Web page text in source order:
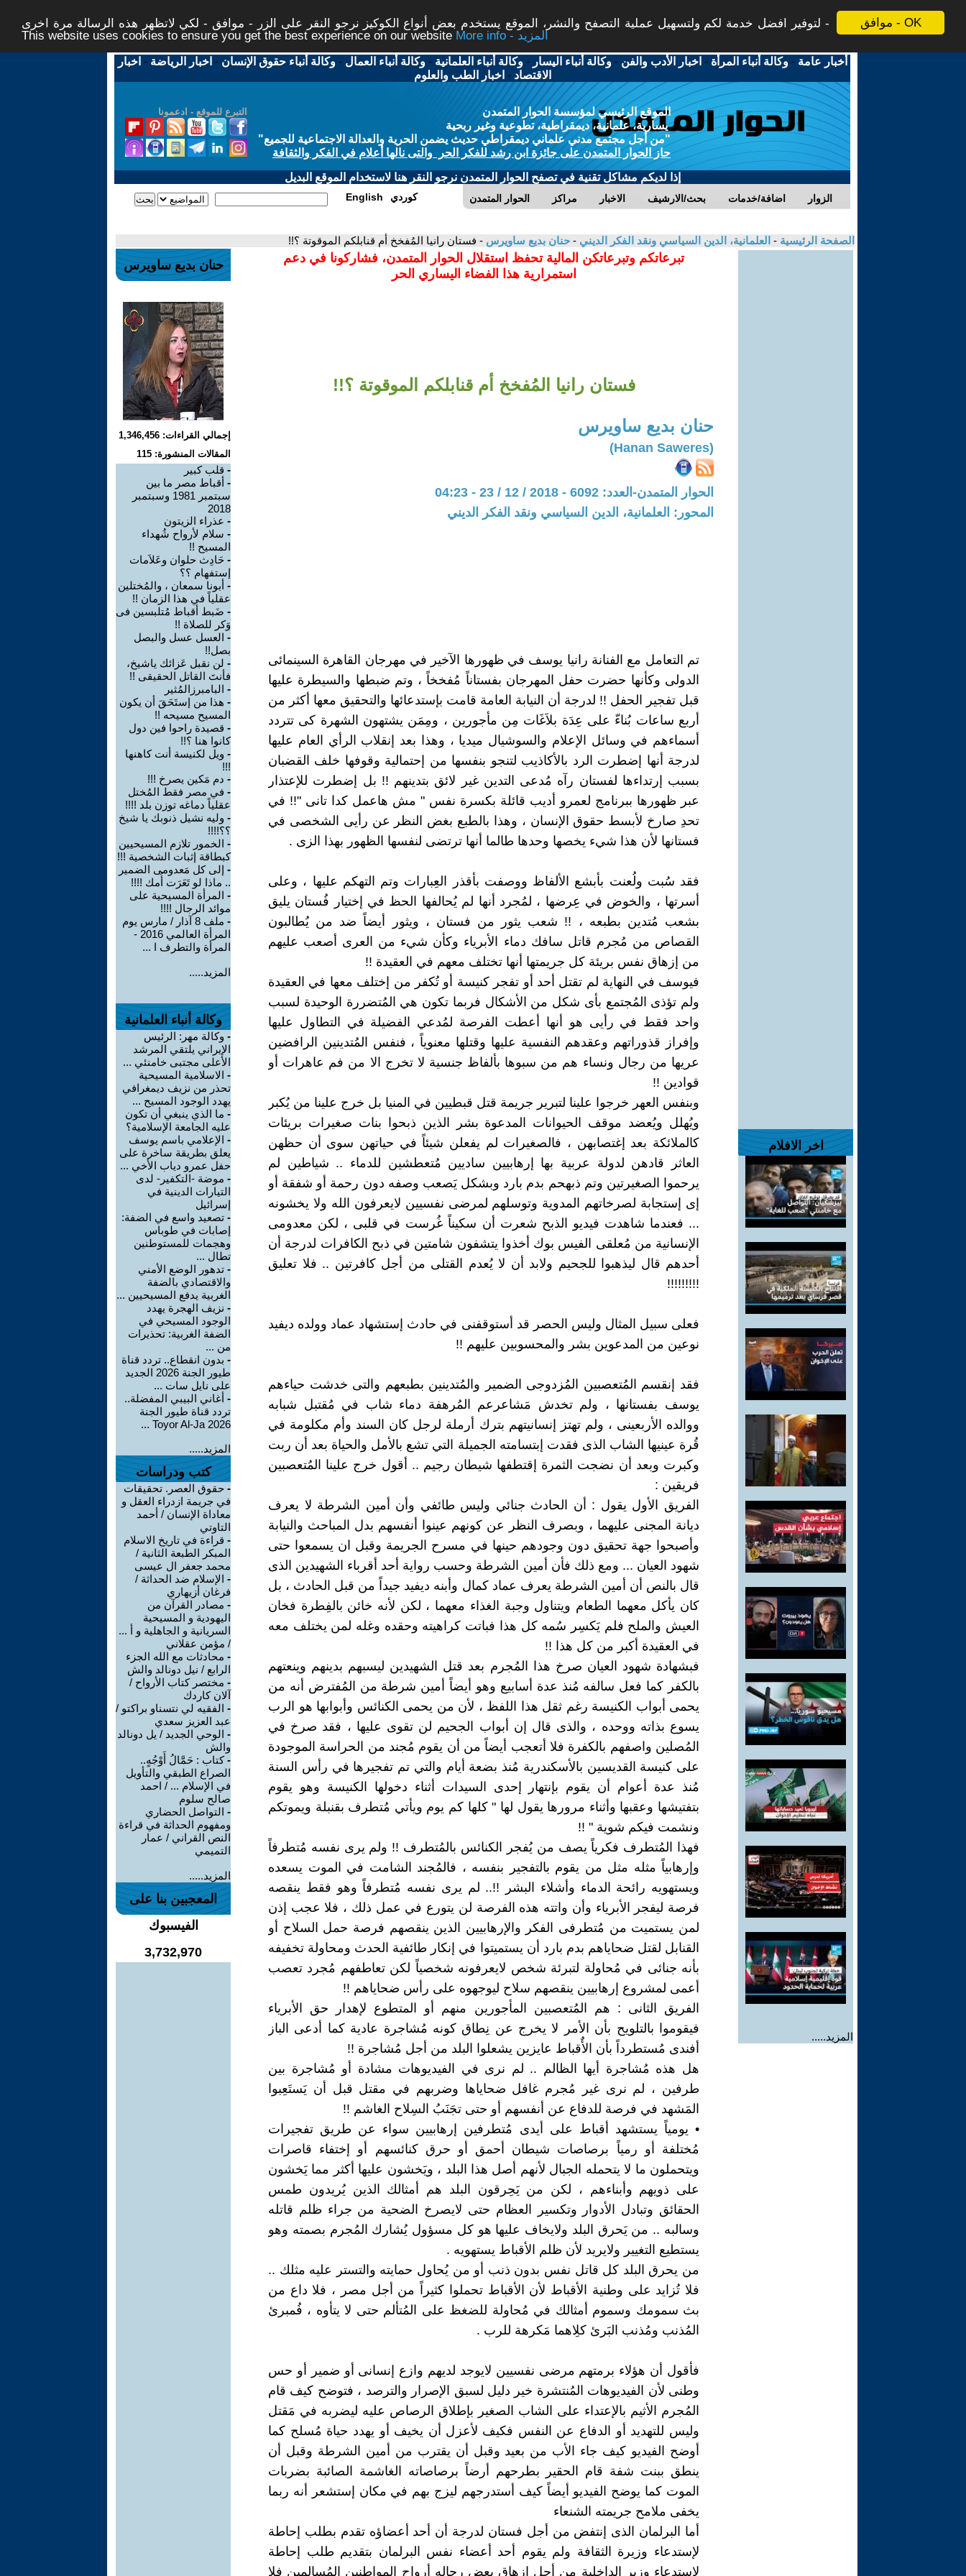
موافق - OK
لتوفير افضل خدمة لكم ولتسهيل عملية التصفح والنشر، الموقع يستخدم بعض أنواع الكوكيز نرجو النقر على الزر - موافق - لكي لاتظهر هذه الرسالة مرة اخرى -
This website uses cookies to ensure you get the best experience on our website
More info - المزيد
أخبار عامة -وكالة أنباء المرأة - اخبار الأدب والفن -وكالة أنباء اليسار -وكالة أنباء العلمانية -وكالة أنباء العمال -وكالة أنباء حقوق الإنسان - اخبار الرياضة - اخبار
الاقتصاد - اخبار الطب والعلوم
التبرع للموقع - ادعمونا
الموقع الرئيسي لمؤسسة الحوار المتمدن
يسارية، علمانية، ديمقراطية، تطوعية وغير ربحية
"من أجل مجتمع مدني علماني ديمقراطي حديث يضمن الحرية والعدالة الاجتماعية للجميع"
حاز الحوار المتمدن على جائزة ابن رشد للفكر الحر والتى نالها أعلام في الفكر والثقافة
إذا لديكم مشاكل تقنية في تصفح الحوار المتمدن نرجو النقر هنا لاستخدام الموقع البديل
الحوار المتمدن مراكز الاخبار بحث/الارشيف اضافة/خدمات الزوار English كوردي
الصفحة الرئيسية - العلمانية، الدين السياسي ونقد الفكر الديني - حنان بديع ساويرس - فستان رانيا المُفخخ أم قنابلكم الموقوتة ؟!!
اخر الافلام
المزيد.....
تبرعاتكم وتبرعاتكن المالية تحفظ استقلال الحوار المتمدن، فشاركونا في دعم
استمرارية هذا الفضاء اليساري الحر
فستان رانيا المُفخخ أم قنابلكم الموقوتة ؟!!
حنان بديع ساويرس
(Hanan Saweres)
الحوار المتمدن-العدد: 6092 - 2018 / 12 / 23 - 04:23
المحور: العلمانية، الدين السياسي ونقد الفكر الديني
تم التعامل مع الفنانة رانيا يوسف في ظهورها الآخير في مهرجان القاهرة السينمائى
الدولى وكأنها حضرت حفل المهرجان بفستاناً مُفخخاً ، وتم ضبطها والسيطرة عليها
قبل تفجير الحفل !! لدرجة أن النيابة العامة قامت بإستدعائها والتحقيق معها أكثر من
أربع ساعات بُناءّ على عِدَة بلاَغَات مِن مأجورين ، ومِمَن يشتهون الشهرة كى تتردد
أسماءهم في وسائل الإعلام والسوشيال ميديا ، وهذا بعد إنقلاب الرأي العام عليها
لدرجة أنها إضطرت الرد بالأكاذيب لتنجو بنفسها من إحتمالية وقوفها خلف القضبان
بسبب إرتداءها لفستان رآه مُدعى التدين غير لائق بتدينهم !! بل إضطرت للإعتذار
عبر ظهورها ببرنامج لعمرو أديب قائلة بكسرة نفس " مش هاعمل كدا تانى "!! في
تحدِ صارخ لأبسط حقوق الإنسان ، وهذا بالطبع بغض النظر عن رأيى الشخصى في
فستانها لأن هذا شيء يخصها وحدها طالما أنها ترتضى لنفسها الظهور بهذا الزى .
فقد سُبت ولُعنت بأبشع الألفاظ ووصفت بأقذر العِبارات وتم التهكم عليها ، وعلى
أسرتها ، والخوض في عِرضها ، لمُجرد أنها لم يُحالفها الحظ في إختيار فُستان يليق
بشعب مُتدين بطبعه ، !! شعب يثور من فستان ، ويثور أيضاً ضد من يُطالبون
القصاص من مُجرم قاتل سافك دماء الأبرياء وكأن شيء من العرى أصعب عليهم
من إزهاق نفس بريئة كل جريمتها أنها تختلف معهم في العقيدة !!
فيوسف في النهاية لم تقتل أحد أو تفجر كنيسة أو تُكفر من إختلف معها في العقيدة
ولم تؤذى المُجتمع بأى شكل من الأشكال فربما تكون هي المُتضررة الوحيدة لسبب
واحد فقط في رأيى هو أنها أعطت الفرصة لمُدعي الفضيلة في التطاول عليها
وإفراز قذوراتهم وعقدهم النفسية عليها وقتلها معنوياً ، فنفس المُتدينين الرافضين
عريها من رجال ونساء هم من سبوها بألفاظ جنسية لا تخرج الا من فم عاهرات أو
قوادين !!
وبنفس العهر خرجوا علينا لتبرير جريمة قتل قبطيين في المنيا بل خرج علينا من يُكبر
ويُهلل ويُعضد موقف الحيوانات المدعوة بشر الذين ذبحوا بنات صغيرات بريئات
كالملائكة بعد إغتصابهن ، فالصغيرات لم يفعلن شيئاً في حياتهن سوى أن حظهن
العاثر قادهن لدولة عربية بها إرهابيين ساديين مُتعطشين للدماء .. شياطين لم
يرحموا الصغيرتين وتم ذبهحم بدم بارد وبشكل يَصعب وصفه دون رحمة أو شفقة أو
إى إستجابة لصرخاتهم المدوية وتوسلهم لمرضى نفسيين لايعرفون الله ولا يخشونه
... فعندما شاهدت فيديو الذبح شعرت أن سكيناً غُرست في قلبى ، لكن معدومى
الإنسانية من مُعلقى الفيس بوك أخذوا يتشفون شامتين في ذبح الكافرات لدرجة أن
أحدهم قال ليذهبوا للجحيم ولابد أن لا يُعدم القتلى من أجل كافرتين .. فلا تعليق
!!!!!!!!!
فعلى سبيل المثال وليس الحصر قد أستوقفنى في حادث إستشهاد عماد وولده ديفيد
نوعين من المدعوين بشر والمحسوبين عليهم !!
فقد إنقسم المُتعصبين المُزدوجى الضمير والمُتدينين بطبعهم والتى خدشت حياءهم
يوسف بفستانها ، ولم تخدش مَشاعرعم المُرهفة دماء شاب في مُقتبل شبابه
ووالده الأربعينى ، ولم تهتز إنسانيتهم بترك أرملة لرجل كان السند وأم مكلومة في
قُرة عينيها الشاب الذى فقدت إبتسامته الجميلة التي تشع بالأمل والحياة بعد أن ربت
وكبرت وبعد أن نضجت الثمرة إقتطفها شيطان رجيم .. أقول خرج علينا المُتعصبين
فريقين :
الفريق الأول يقول : أن الحادث جنائي وليس طائفي وأن أمين الشرطة لا يعرف
ديانة المجنى عليهما ، وبصرف النظر عن كونهم عينوا أنفسهم بدل المباحث والنيابة
وأصبحوا جهة تحقيق دون وجودهم حينها في مسرح الجريمة وقبل ان يسمعوا حتى
شهود العيان ... ومع ذلك فأن أمين الشرطة وحسب رواية أحد أقرباء الشهيدين الذى
قال بالنص أن أمين الشرطة يعرف عماد كمال وأبنه ديفيد جيداً من قبل الحادث ، بل
كان يأكل معهما الطعام ويتناول وجبة الغذاء معهما ، لكن لأنه خائن بالفِطرة فخان
العيش والملح فلم يَكسِر سُمه كل هذا فباتت كراهيته وحقده وغله لمن يختلف معه
في العقيدة أكبر من كل هذا !!
فبشهادة شهود العيان صرخ هذا المُجرم بعد قتل الشهيدين ليسبهم بدينهم وينعتهم
بالكفر كما فعل سالفه مُنذ عدة أسابيع وهو أيضاً أمين شرطة من المُفترض أنه من
يحمى أبواب الكنيسة رغم ثقل هذا اللفظ ، لأن من يحمى الكنائس وأبوابها هو الرب
يسوع بذاته ووحده ، والذى قال إن أبواب الجحيم لن تقوى عليها ، فقد صرخ في
المُصلين واصفهم بالكفرة فلا أتعجب أيضاً من أن يقوم مُجند من الحراسة الموجودة
على كنيسة القديسين بالأسكندرية مُنذ بضعة أيام والتي تم تفجيرها في رأس السنة
مُنذ عدة أعوام أن يقوم بإنتهار إحدى السيدات أثناء دخولها الكنيسة وهو يقوم
بتفتيشها وعقبها وأثناء مرورها يقول لها " كلها كم يوم ويأتي مُتطرف بقنبلة ويموتكم
ونشمت فيكم شوية " !!
فهذا المُتطرف فكرياً يصف من يُفجر الكنائس بالمُتطرف !! ولم يرى نفسه مُتطرفاً
وإرهابياً مثله مثل من يقوم بالتفجير بنفسه ، فالمُجند الشامت في الموت يسعده
ويستهويه رائحة الدماء وأشلاء البشر !!.. لم يرى نفسه مُتطرفاً وهو فقط ينقصه
فرصة ليفجر الأبرياء وأن واتته هذه الفرصة لن يتورع في عمل ذلك ، فلا عجب إذن
لمن يستميت من مُتطرفى الفكر والإرهابيين الذين ينقصهم فرصة حمل السلاح أو
القنابل لقتل ضحاياهم بدم بارد أن يستميتوا في إنكار طائفية الحدث ومحاولة تخفيفه
بأنه جنائى في مُحاولة لتبرئة شخص لايعرفونه شخصياً لكن تعاطفهم مُجرد تعصب
أعمى لمشروع إرهابيين ينقصهم سلاح ليوجهوه على رأس ضحاياهم !!
الفريق الثانى : هم المُتعصبين المأجورين منهم أو المتطوع لإهدار حق الأبرياء
فيقوموا بالتلويح بأن الأمر لا يخرج عن نِطاق كونه مُشاجرة عادية كما أدعى الباز
أفندى مُستطرداً بأن الأٌقباط عايزين يشعلوا البلد من أجل مُشاجرة !!
هل هذه مُشاجرة أيها الظالم .. لم نرى في الفيديوهات مشادة أو مُشاجرة بين
طرفين ، لم نرى غير مُجرم غافل ضحاياها وضربهم في مقتل قبل أن يَستَعِبوا
المَشهد في فرصة للدفاع عن أنفسهم أو حتى تجَنَبُ السِلاح الغاشم !!
• يومياً يستشهد أقباط على أيدى مُتطرفين إرهابيين سواء عن طريق تفجيرات
مُختلفة أو رمياً برصاصات شيطان أحمق أو حرق كنائسهم أو إختفاء قاصرات
ويتحملون ما لا يتحمله الجبال لأنهم أصل هذا البلد ، ويَخشون عليها أكثر مما يَخشون
على ذويهم وأبناءهم ، لكن من يَحِرقون البلد هم أمثالك الذين يُريدون طمس
الحقائق وتبادل الأدوار وتكسير العظام حتى لايصرخ الضحية من جراء ظلم قاتله
وسالبه .. من يَحرق البلد ولايخاف عليها هو كل مسؤول يُشارك المُجرم بصمته وهو
يستطيع التغيير ولايريد لأن ظلم الأقباط يستهويه .
من يحرق البلد كل قاتل نفس بدون ذنب أو من يُحاول حمايته والتستر عليه مثلك ..
فلا تُزايد على وطنية الأقباط لأن الأقباط تحملوا كثيراً من أجل مصر ، فلا داع من
بث سمومك وسموم أمثالك في مُحاولة للضغظ على المُتألم حتى لا يتأوه ، فُمبرئ
المُذنب ومُذنب البَرئ كلِاهما مَكرهة للرب .
فأقول أن هؤلاء برمتهم مرضى نفسيين لايوجد لديهم وازع إنسانى أو ضمير أو حس
وطنى لأن الفيديوهات المُنتشرة خير دليل لسبق الإصرار والترصد ، فتوضح كيف قام
المُجرم الأثيم بالإعتداء على الشاب الصغير بإطلاق الرصاص عليه ليضربه في مَقتل
وليس للتهديد أو الدفاع عن النفس فكيف لأعزل أن يخيف أو يهدد حياة مُسلح كما
أوضح الفيديو كيف جاء الأب من بعيد وقبل أن يقترب من أمين الشرطة وقبل أن
ينطق ببنت شفة قام الحقير بطرحهم أرضاً برصاصاته الغاشمة الصائبة بضربات
الموت كما يوضح الفيديو أيضاً كيف أستدرجهم ليزج بهم في مكان إستشعر أنه ربما
يخفى ملامح جريمته الشنعاء
أما البرلمان الذى إنتفض من أجل فستان لدرجة أن أحد أعضاؤه تقدم بطلب إحاطة
لإستدعاء وزيرة الثقافة ولم يقوم أحد أعضاء نفس البرلمان بتقديم طلب إحاطة
لإستدعاء وزير الداخلية من أجل إزهاق بعض رجاله أرواح المواطنين المُسالمين فلا
حنان بديع ساويرس
إجمالي القراءات: 1,346,456
المقالات المنشورة: 115
- قلب كبير
- أقباط مصر ما بين
سبتمبر 1981 وسبتمبر
2018
- عذراء الزيتون
- سلام لأرواح شُهداء
المسيح !!
- حَادِث حلوان وعَلاَمات
إستفهام ؟؟
- أبونا سمعان ، والمُختلين
عقلياً في هذا الزمان !!
- ضَبط أقباط مُتلبسين فى
وَكر للصلاة !‍!
- العسل عسل والبصل
بصل!!
- لن نقبل عَزائك ياشيخ،
فأنتَ القاتل الحقيقى !!
- البامبرزالمُثير
- هذا من إستَحَقَ أن يكون
المسيح مسيحه !!
- قصيدة راحوا فين دول
كانوا هنا ؟!!
- ويل لكنيسة أنت كاهنها
!!!
- دم مَكين يصرخ !!!
- في مصر فقط المُختل
عقلياً دماغه توزن بلد !!!!
- وليه نشيل ذنوبك يا شيخ
؟؟!!!!
- الخمور تلازم المسيحيين
كبطاقة إثبات الشخصية !!!
- إلى كل مَعدومى الضمير
.. ماذا لو تَعَرَت أُمك !!!!
- المرأة المسيحية على
موائد الرجال !!!!
-
ملف 8 آذار / مارس يوم
المرأة العالمي 2016 -
المرأة والتطرف ا ...
المزيد.....
وكالة أنباء العلمانية
- وكالة مهر: الرئيس
الإيراني يلتقي المرشد
الأعلى مجتبى خامنئي ...
- الاسلامية المسيحية
تحذر من نزيف ديمغرافي
يهدد الوجود المسيح ...
- ما الذي ينبغي أن تكون
عليه الجامعة الإسلامية؟
- الإعلامي باسم يوسف
يعلق بطريقة ساخرة على
حفل عمرو دياب الأخي ...
- موضة -التكفير- لدى
التيارات الدينية في
إسرائيل
- تصعيد واسع في الضفة:
إصابات في طوباس
وهجمات للمستوطنين
تطال ...
- تدهور الوضع الأمني
والاقتصادي بالضفة
الغربية يدفع المسيحيين ...
- نزيف الهجرة يهدد
الوجود المسيحي في
الضفة الغربية: تحذيرات
من ...
- بدون انقطاع.. تردد قناة
طيور الجنة 2026 الجديد
على نايل سات ...
- أغاني البيبي المفضلة..
تردد قناة طيور الجنة
2026 Toyor Al-Ja ...
المزيد.....
كتب ودراسات
- حقوق العصر. تحقيقات
في جريمة ازدراء العقل و
معاداة الإنسان / أحمد
التاوتي
- قراءة في تاريخ الاسلام
المبكر الطبعة الثانية /
محمد جعفر ال عيسى
- الإسلام ضد الحداثة /
فرغان أزيهاري
- مصادر القرآن من
اليهودية و المسيحية
السريانية و الجاهلية و أ ...
/ مؤمن عقلاني
- محادثات مع الله الجزء
الرابع / نيل دونالد والش
- مختصر كتاب الأرواح /
آلان كاردك
- الفقيه لي نتسناو براكتو /
عبد العزيز سعدي
- الوحي الجديد / يل دونالد
والش
-كتاب : حَمَّالُ أَوْجُهٍ..
الصراع الطبقي والتأويل
في الإسلام ... / احمد
صالح سلوم
- التواصل الحضاري
ومفهوم الحداثة في قراءة
النص القراني / عمار
التميمي
المزيد.....
المعجبين بنا على
الفيسبوك
3,732,970